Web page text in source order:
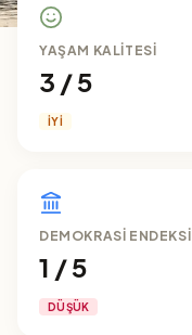
YAŞAM KALITESI
3 / 5
İYI
DEMOKRASI ENDEKSI
1 / 5
DÜŞÜK